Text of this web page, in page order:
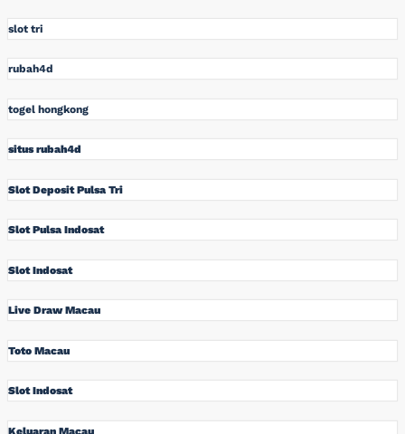
slot tri
rubah4d
togel hongkong
situs rubah4d
Slot Deposit Pulsa Tri
Slot Pulsa Indosat
Slot Indosat
Live Draw Macau
Toto Macau
Slot Indosat
Keluaran Macau